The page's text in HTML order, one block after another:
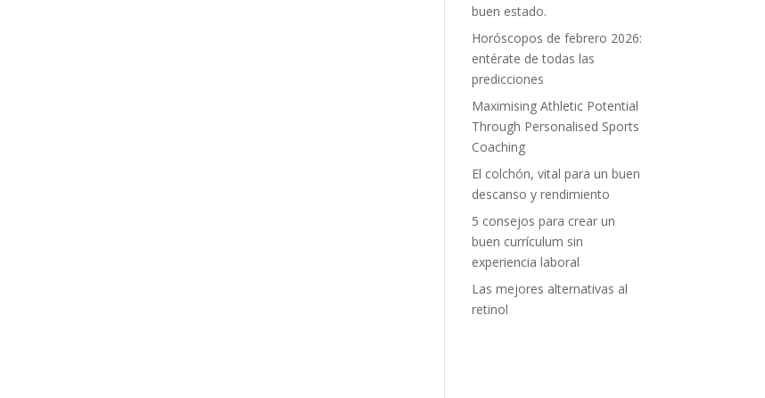
buen estado.
Horóscopos de febrero 2026:
entérate de todas las
predicciones
Maximising Athletic Potential
Through Personalised Sports
Coaching
El colchón, vital para un buen
descanso y rendimiento
5 consejos para crear un
buen currículum sin
experiencia laboral
Las mejores alternativas al
retinol